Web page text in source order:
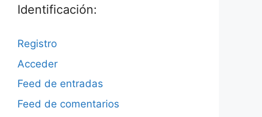
Identificación:
Registro
Acceder
Feed de entradas
Feed de comentarios